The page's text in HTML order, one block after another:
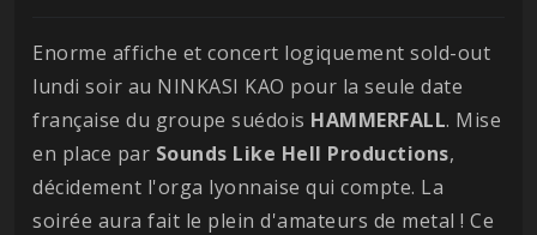
Enorme affiche et concert logiquement sold-out
lundi soir au NINKASI KAO pour la seule date
française du groupe suédois HAMMERFALL. Mise
en place par Sounds Like Hell Productions,
décidement l'orga lyonnaise qui compte. La
soirée aura fait le plein d'amateurs de metal ! Ce